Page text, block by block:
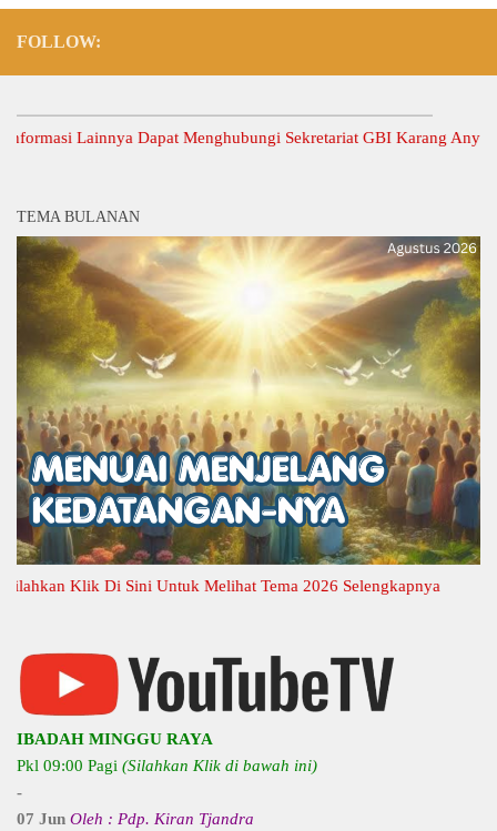
FOLLOW:
Lainnya Dapat Menghubungi Sekretariat GBI Karang Anyar.
TEMA BULANAN
Klik Di Sini Untuk Melihat Tema 2026 Selengkapnya
IBADAH MINGGU RAYA
Pkl 09:00 Pagi (Silahkan Klik di bawah ini)
-
07 Jun Oleh : Pdp. Kiran Tjandra